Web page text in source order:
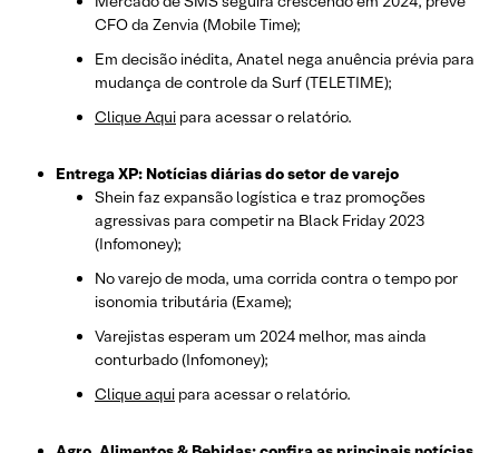
CFO da Zenvia (Mobile Time);
Em decisão inédita, Anatel nega anuência prévia para
mudança de controle da Surf (TELETIME);
Clique Aqui para acessar o relatório.
Entrega XP: Notícias diárias do setor de varejo
Shein faz expansão logística e traz promoções
agressivas para competir na Black Friday 2023
(Infomoney);
No varejo de moda, uma corrida contra o tempo por
isonomia tributária (Exame);
Varejistas esperam um 2024 melhor, mas ainda
conturbado (Infomoney);
Clique aqui para acessar o relatório.